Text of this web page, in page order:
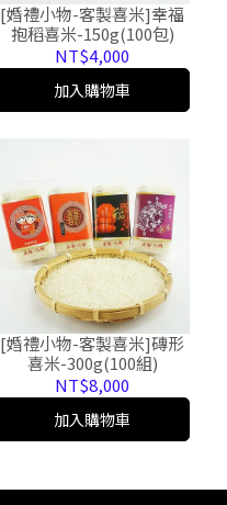
[婚禮小物-客製喜米]幸福
抱稻喜米-150g(100包)
NT$4,000
加入購物車
[婚禮小物-客製喜米]磚形
喜米-300g(100組)
NT$8,000
加入購物車